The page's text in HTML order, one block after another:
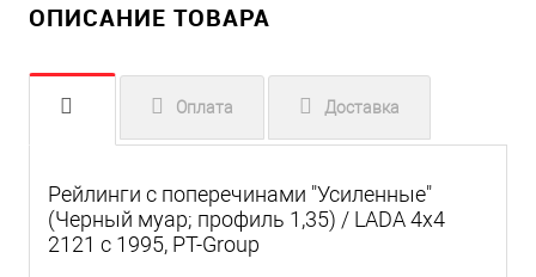
ОПИСАНИЕ ТОВАРА
Оплата Доставка
Рейлинги с поперечинами "Усиленные"
(Черный муар; профиль 1,35) / LADA 4x4
2121 c 1995, PT-Group